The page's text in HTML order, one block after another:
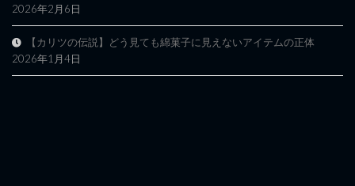
2026年2月6日
【カリツの伝説】どう見ても綿菓子に見えないアイテムの正体
2026年1月4日